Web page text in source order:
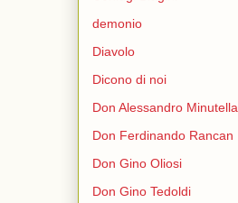
demonio
Diavolo
Dicono di noi
Don Alessandro Minutella
Don Ferdinando Rancan
Don Gino Oliosi
Don Gino Tedoldi